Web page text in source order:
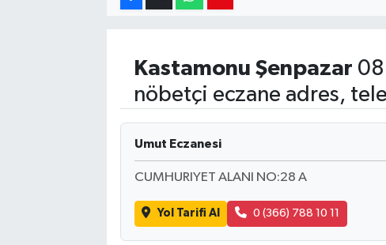
Kastamonu Şenpazar
nöbetçi eczane adres,
Umut Eczanesi
CUMHURIYET ALANI NO:28 A
Yol Tarifi Al 0 (366) 788 10 11